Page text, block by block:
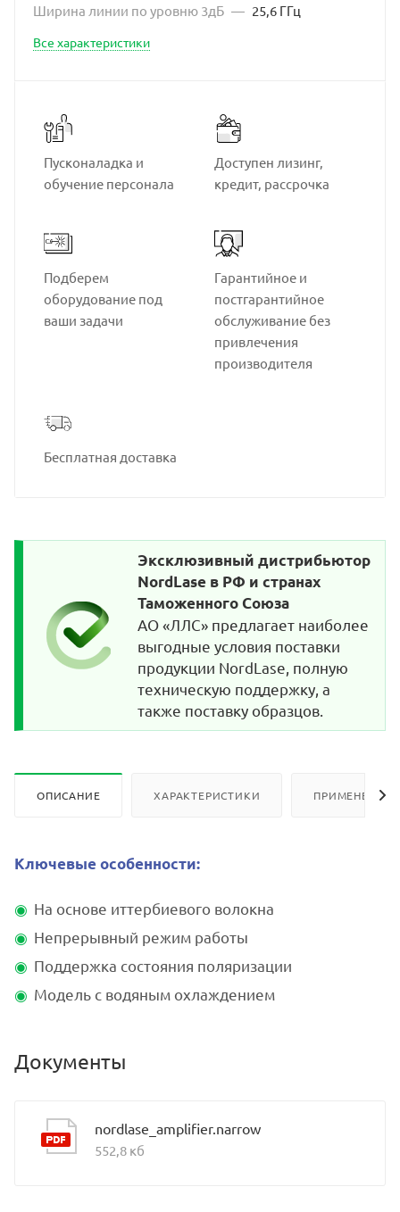
Ширина линии по уровню 3дБ — 25,6 ГГц
Все характеристики
Пусконаладка и
обучение персонала
Доступен лизинг,
кредит, рассрочка
Подберем
оборудование под
ваши задачи
Гарантийное и
постгарантийное
обслуживание без
привлечения
производителя
Бесплатная доставка
Эксклюзивный дистрибьютор
NordLase в РФ и странах
Таможенного Союза
АО «ЛЛС» предлагает наиболее
выгодные условия поставки
продукции NordLase, полную
техническую поддержку, а
также поставку образцов.
ОПИСАНИЕ ХАРАКТЕРИСТИКИ ПРИМЕНЕНИЕ
Ключевые особенности:
На основе иттербиевого волокна
Непрерывный режим работы
Поддержка состояния поляризации
Модель с водяным охлаждением
Документы
nordlase_amplifier.narrow
552,8 кб